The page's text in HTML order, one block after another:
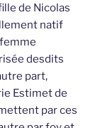
de Nicolas
natif
desdits
part,
Estimet de
par ces